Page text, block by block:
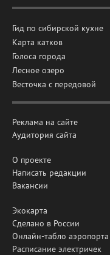
Гид по сибирской кухне
Карта катков
Голоса города
Лесное озеро
Весточка с передовой
Реклама на сайте
Аудитория сайта
О проекте
Написать редакции
Вакансии
Экокарта
Сделано в России
Онлайн-табло аэропорта
Расписание электричек